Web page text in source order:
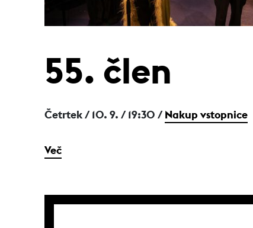
55. člen
Četrtek / 10. 9. / 19:30 /Nakup vstopnice
Več